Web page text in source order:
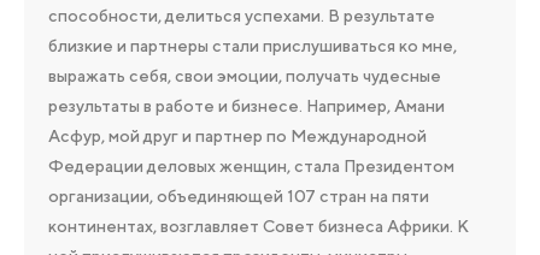
способности, делиться успехами. В результате
близкие и партнеры стали прислушиваться ко мне,
выражать себя, свои эмоции, получать чудесные
результаты в работе и бизнесе. Например, Амани
Асфур, мой друг и партнер по Международной
Федерации деловых женщин, стала Президентом
организации, объединяющей 107 стран на пяти
континентах, возглавляет Совет бизнеса Африки. К